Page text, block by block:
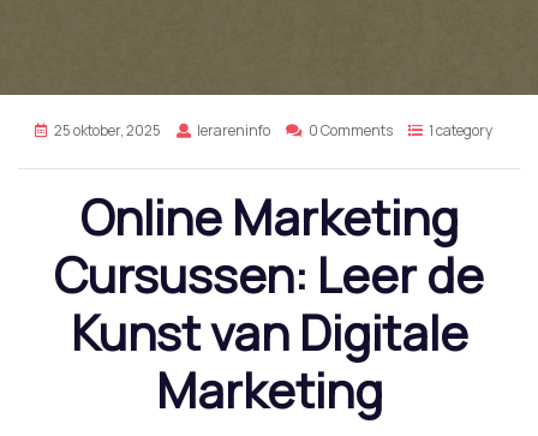
25 oktober, 2025 lerareninfo 0 Comments 1 category
Online Marketing
Cursussen: Leer de
Kunst van Digitale
Marketing